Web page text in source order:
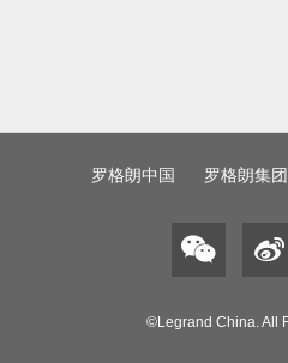
罗格朗中国 罗格朗集团
©Legrand China. All